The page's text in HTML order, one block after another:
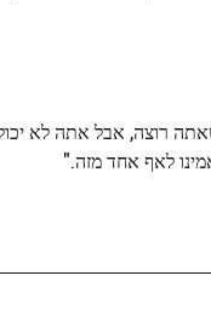
רוצה, אבל אתה לא
לאף אחד מזה."